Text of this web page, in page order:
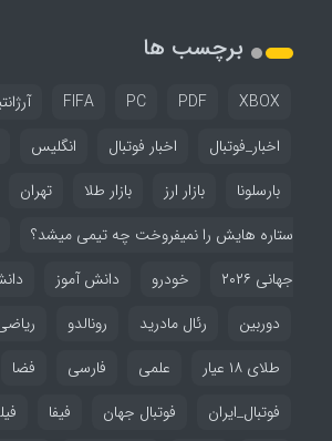
برچسب ها
FIFA PC PDF XBOX
اخبار_فوتبال
اخبار فوتبال انگلیس
بارسلونا
بازار ارز بازار طلا تهران
ستاره هایش را نمیفروخت چه تیمی میشد؟
جهانی ۲۰۲۶
خودرو دانش آموز
دوربین
رئال مادرید رونالدو
طلای ۱۸ عیار
علمی فارسی فضا
فوتبال_ایران
فوتبال جهان فیفا